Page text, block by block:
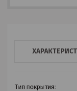
Тип покрытия: